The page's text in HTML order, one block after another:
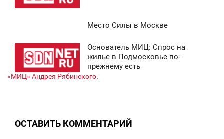
Место Силы в Москве
Основатель МИЦ: Спрос на
жилье в Подмосковье по-
прежнему есть
«МИЦ» Андрея Рябинского.
ОСТАВИТЬ КОММЕНТАРИЙ